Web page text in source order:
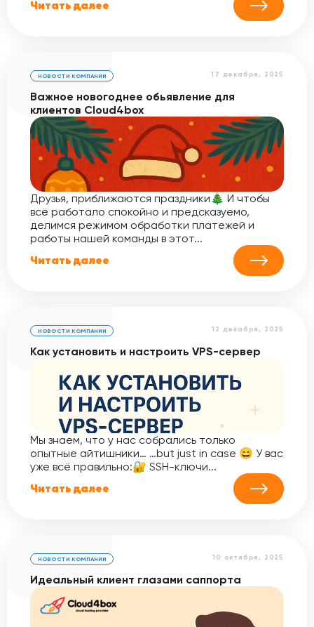
Читать далее
17 декабря, 2025
НОВОСТИ КОМПАНИИ
Важное новогоднее обьявление для
клиентов Cloud4box
Друзья, приближаются праздники🎄 И чтобы
всё работало спокойно и предсказуемо,
делимся режимом обработки платежей и
работы нашей команды в этот...
Читать далее
12 декабря, 2025
НОВОСТИ КОМПАНИИ
Как установить и настроить VPS-сервер
Мы знаем, что у нас собрались только
опытные айтишники… …but just in case 😄 У вас
уже всё правильно:🔐 SSH-ключи...
Читать далее
10 октября, 2025
НОВОСТИ КОМПАНИИ
Идеальный клиент глазами саппорта